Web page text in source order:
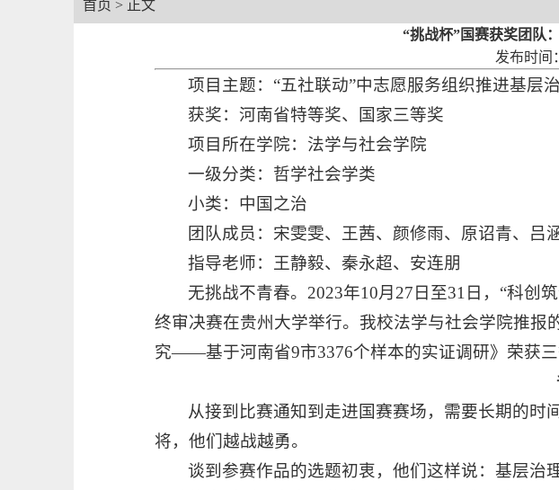
首页 > 正文
“挑战杯”国赛获奖团队
发布时间
项目主题：“五社联动”中志愿服务组织推进基层
获奖：河南省特等奖、国家三等奖
项目所在学院：法学与社会学院
一级分类：哲学社会学类
小类：中国之治
团队成员：宋雯雯、王茜、颜修雨、原诏青、吕
指导老师：王静毅、秦永超、安连朋
无挑战不青春。2023年10月27日至31日，“科创
终审决赛在贵州大学举行。我校法学与社会学院推报
究——基于河南省9市3376个样本的实证调研》荣获
从接到比赛通知到走进国赛赛场，需要长期的时
将，他们越战越勇。
谈到参赛作品的选题初衷，他们这样说：基层治